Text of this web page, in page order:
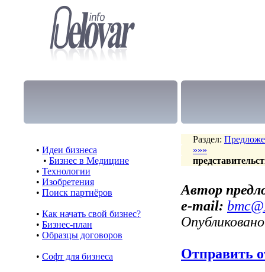
• Идеи бизнеса
• Бизнес в Медицине
• Технологии
• Изобретения
• Поиск партнёров
• Как начать свой бизнес?
• Бизнес-план
• Образцы договоров
• Cофт для бизнеса
Раздел:
»»»
Автор
e-mail:
Отправить